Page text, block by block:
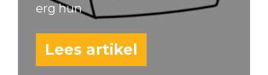
erg hun
Lees artikel